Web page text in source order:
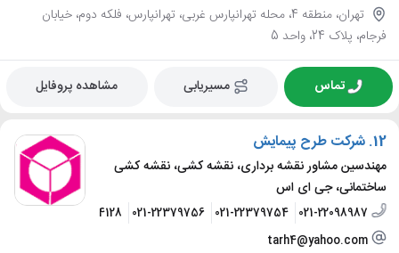
تهران، منطقه 4، محله تهرانپارس غربی، تهرانپارس، فلکه دوم، خیابان
فرجام، پلاک 24، واحد 5
تماس مسیریابی مشاهده پروفایل
12. شرکت طرح پیمایش
مهندسین مشاور نقشه برداری، نقشه کشی، نقشه کشی
ساختمانی، جی ای اس
021-22098987
021-22379754
021-22379756
09123144128
tarh4@yahoo.com